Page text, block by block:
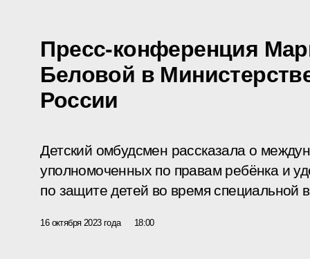
Пресс-конференция
Беловой в
России
Детский омбудсмен рассказала о
уполномоченных по правам ребёнка и
по защите детей во время специальной
16 октября 2023 года 18:00